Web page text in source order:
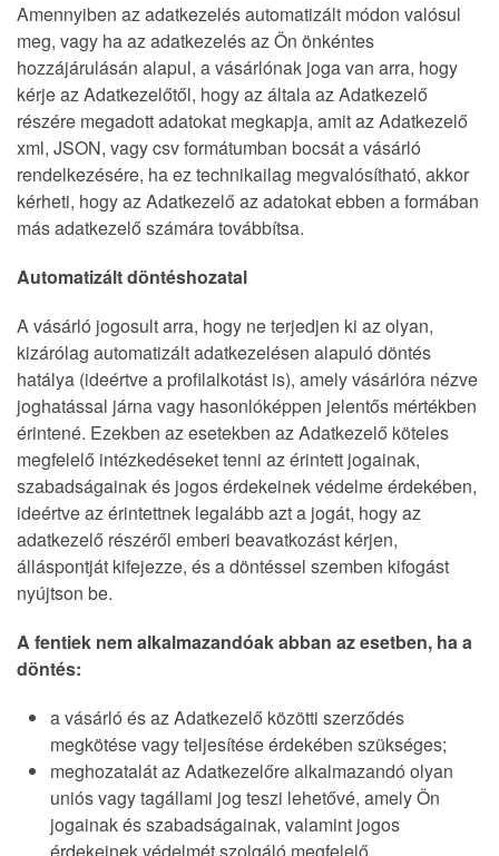
Amennyiben az adatkezelés automatizált módon valósul
meg, vagy ha az adatkezelés az Ön önkéntes
hozzájárulásán alapul, a vásárlónak joga van arra, hogy
kérje az Adatkezelőtől, hogy az általa az Adatkezelő
részére megadott adatokat megkapja, amit az Adatkezelő
xml, JSON, vagy csv formátumban bocsát a vásárló
rendelkezésére, ha ez technikailag megvalósítható, akkor
kérheti, hogy az Adatkezelő az adatokat ebben a formában
más adatkezelő számára továbbítsa.
Automatizált döntéshozatal
A vásárló jogosult arra, hogy ne terjedjen ki az olyan,
kizárólag automatizált adatkezelésen alapuló döntés
hatálya (ideértve a profilalkotást is), amely vásárlóra nézve
joghatással járna vagy hasonlóképpen jelentős mértékben
érintené. Ezekben az esetekben az Adatkezelő köteles
megfelelő intézkedéseket tenni az érintett jogainak,
szabadságainak és jogos érdekeinek védelme érdekében,
ideértve az érintettnek legalább azt a jogát, hogy az
adatkezelő részéről emberi beavatkozást kérjen,
álláspontját kifejezze, és a döntéssel szemben kifogást
nyújtson be.
A fentiek nem alkalmazandóak abban az esetben, ha a
döntés:
a vásárló és az Adatkezelő közötti szerződés
megkötése vagy teljesítése érdekében szükséges;
meghozatalát az Adatkezelőre alkalmazandó olyan
uniós vagy tagállami jog teszi lehetővé, amely Ön
jogainak és szabadságainak, valamint jogos